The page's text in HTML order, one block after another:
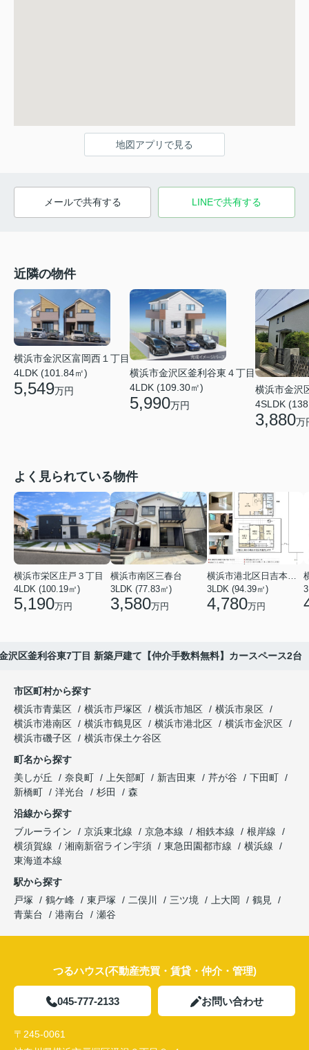
地図アプリで見る
メールで共有する LINEで共有する
近隣の物件
横浜市金沢区富岡西１丁目
4LDK (101.84㎡)
5,549万円
横浜市金沢区釜利谷東４丁目
4LDK (109.30㎡)
5,990万円
横浜市金沢
4SLDK
3,880万
よく見られている物件
横浜市栄区庄戸３丁目
4LDK (100.19㎡)
5,190万円
横浜市南区三春台
3LDK (77.83㎡)
3,580万円
横浜市港北区日吉本町６丁目
3LDK (94.39㎡)
4,780万円
沢区釜利谷東7丁目 新築戸建て【仲介手数料無料】カースペース2台
市区町村から探す
横浜市青葉区
横浜市戸塚区 横浜市旭区
横浜市泉区
横浜市港南区
横浜市鶴見区 横浜市港北区
横浜市金沢区
横浜市磯子区
横浜市保土ケ谷区
町名から探す
美しが丘
奈良町 上矢部町 新吉田東 芹が谷
下田町
新橋町
洋光台 杉田
森
沿線から探す
ブルーライン
京浜東北線 京急本線 相鉄本線
根岸線
横須賀線
湘南新宿ライン宇須 東急田園都市線
横浜線
東海道本線
駅から探す
戸塚
鶴ケ峰 東戸塚 二俣川 三ツ境 上大岡
鶴見
青葉台
港南台 瀬谷
つるハウス(不動産売買・賃貸・仲介・管理)
045-777-2133 お問い合わせ
〒245-0061